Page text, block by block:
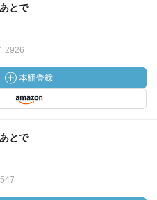
】物まね芸人。
】桜井沙希の親友。小学校
】武蔵野電気総務部のエリ
無辰哉の先輩。特に親しい
、そんな非科学的な力に頼
戒めてはいるのだが。》
スから箒に乗って海の上を
とで
2926
とで
547